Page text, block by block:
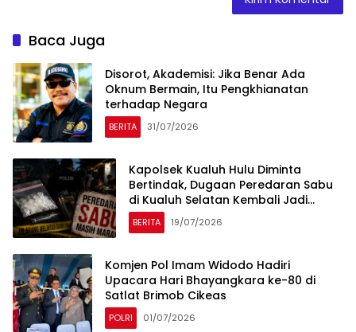
Baca Juga
Disorot, Akademisi: Jika Benar Ada
Oknum Bermain, Itu Pengkhianatan
terhadap Negara
BERITA 31/07/2026
Kapolsek Kualuh Hulu Diminta
Bertindak, Dugaan Peredaran Sabu
di Kualuh Selatan Kembali Jadi
Sorotan Warga
BERITA 19/07/2026
Komjen Pol Imam Widodo Hadiri
Upacara Hari Bhayangkara ke-80 di
Satlat Brimob Cikeas
POLRI 01/07/2026